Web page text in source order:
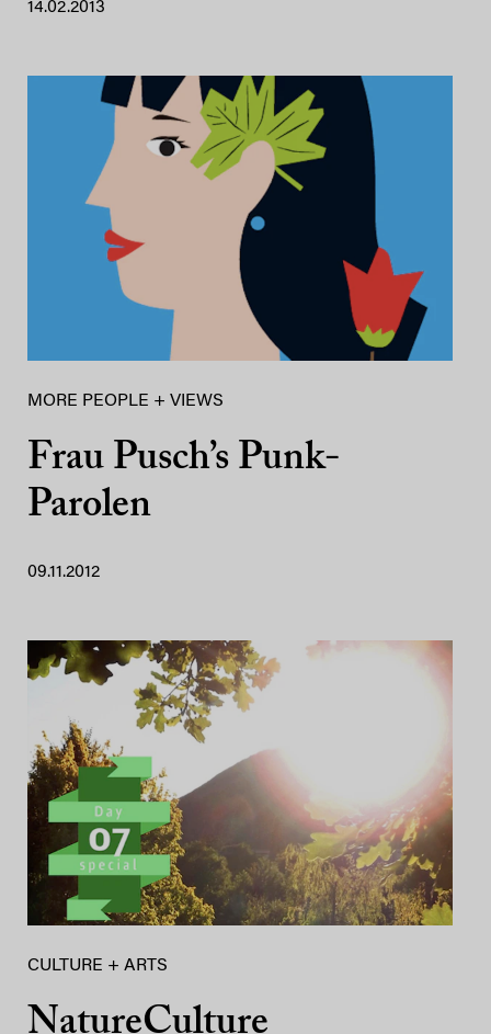
14.02.2013
MORE PEOPLE + VIEWS
Frau Pusch’s Punk-
Parolen
09.11.2012
CULTURE + ARTS
NatureCulture